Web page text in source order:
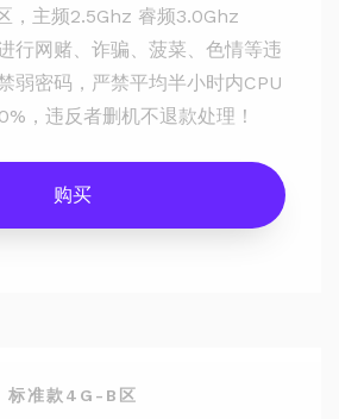
，主频2.5Ghz 睿频3.0Ghz
行网赌、诈骗、菠菜、色情等违
弱密码，严禁平均半小时内CPU
，违反者删机不退款处理！
购买
标准款4G-B区